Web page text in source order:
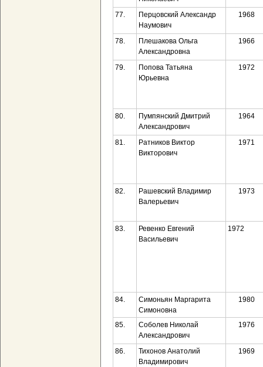
77.
Перцовский Александр
Наумович
1968
78.
Плешакова Ольга
Александровна
1966
79.
Попова Татьяна
Юрьевна
1972
80.
Пумпянский Дмитрий
Александрович
1964
81.
Ратников Виктор
Викторович
1971
82.
Рашевский Владимир
Валерьевич
1973
83.
Ревенко Евгений
Васильевич
1972
84.
Симоньян Маргарита
Симоновна
1980
85.
Соболев Николай
Александрович
1976
86.
Тихонов Анатолий
Владимирович
1969